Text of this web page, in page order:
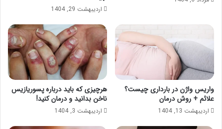
اردیبهشت 29, 1404
واریس واژن در بارداری چیست؟
علائم + روش درمان
اردیبهشت 13, 1404
هرچیزی که باید درباره پسوریازیس
ناخن بدانید و درمان کنید!
اردیبهشت 3, 1404